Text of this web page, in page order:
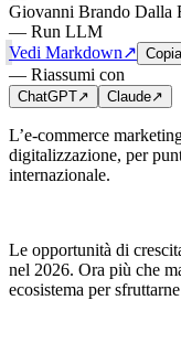
Giovanni Brando Dalla
— Run LLM
Vedi Markdown↗
— Riassumi con
ChatGPT↗ Claude↗
L’e-commerce
digitalizzazione, per
internazionale.
Le opportunità di
nel 2026. Ora più che
ecosistema per